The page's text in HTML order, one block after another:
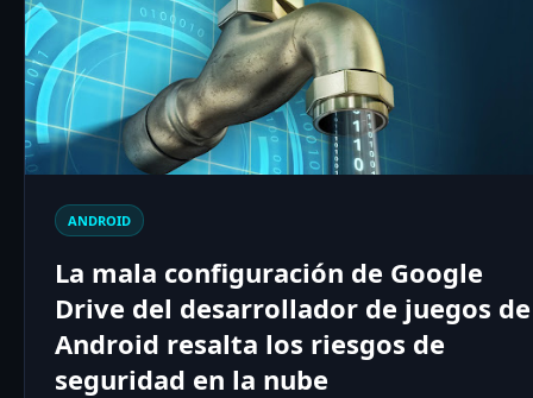
ANDROID
La mala configuración de Google
Drive del desarrollador de juegos de
Android resalta los riesgos de
seguridad en la nube